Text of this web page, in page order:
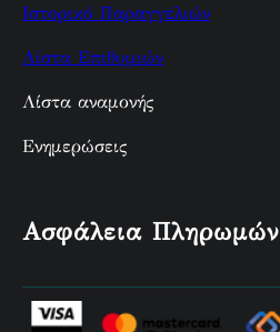
Ιστορικό Παραγγελιών
Λίστα Επιθυμιών
Λίστα αναμονής
Ενημερώσεις
Ασφάλεια Πληρωμών